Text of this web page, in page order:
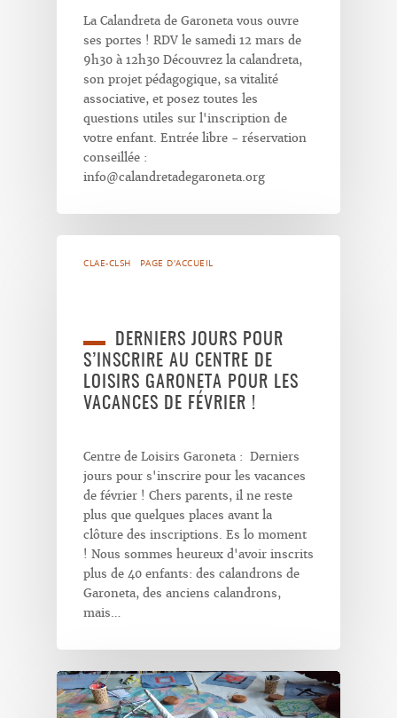
La Calandreta de Garoneta vous ouvre
ses portes ! RDV le samedi 12 mars de
9h30 à 12h30 Découvrez la calandreta,
son projet pédagogique, sa vitalité
associative, et posez toutes les
questions utiles sur l'inscription de
votre enfant. Entrée libre - réservation
conseillée :
info@calandretadegaroneta.org
CLAE-CLSH PAGE D'ACCUEIL
DERNIERS JOURS POUR
S’INSCRIRE AU CENTRE DE
LOISIRS GARONETA POUR LES
VACANCES DE FÉVRIER !
Centre de Loisirs Garoneta : Derniers
jours pour s'inscrire pour les vacances
de février ! Chers parents, il ne reste
plus que quelques places avant la
clôture des inscriptions. Es lo moment
! Nous sommes heureux d'avoir inscrits
plus de 40 enfants: des calandrons de
Garoneta, des anciens calandrons,
mais…